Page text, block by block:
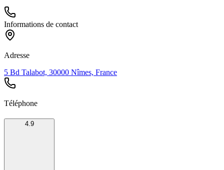
Informations de contact
Adresse
5 Bd Talabot, 30000 Nîmes, France
Téléphone
4.9